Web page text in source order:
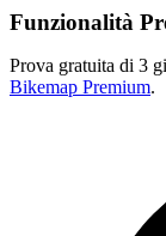
Funzionalità
Prova gratuita di 3
Bikemap Premium.